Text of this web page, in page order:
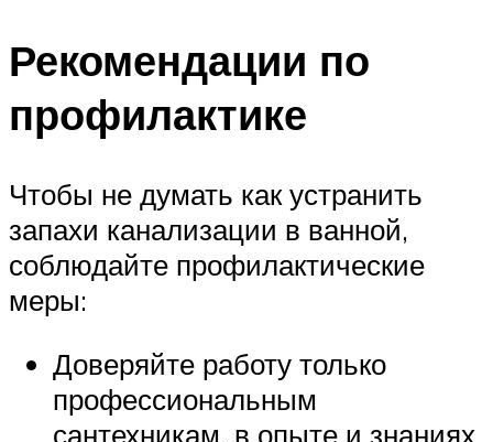
Рекомендации по
профилактике
Чтобы не думать как устранить
запахи канализации в ванной,
соблюдайте профилактические
меры:
Доверяйте работу только
профессиональным
сантехникам, в опыте и знаниях